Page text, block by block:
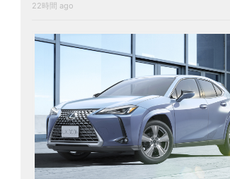
22時間 ago